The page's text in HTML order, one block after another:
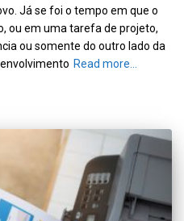
Já se foi o tempo em que o
ou em uma tarefa de projeto,
ou somente do outro lado da
Read more…